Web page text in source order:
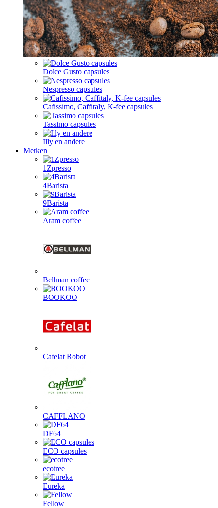
Dolce Gusto capsules
Nespresso capsules
Cafissimo, Caffitaly, K-fee capsules
Tassimo capsules
Illy en andere
Merken
1Zpresso
4Barista
9Barista
Aram coffee
Bellman coffee
BOOKOO
Cafelat Robot
CAFFLANO
DF64
ECO capsules
ecotree
Eureka
Fellow